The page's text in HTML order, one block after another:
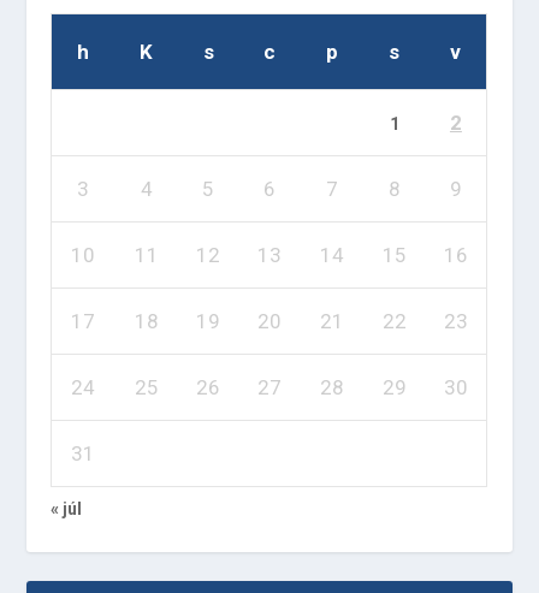
h K s c p s v
1 2
3 4 5 6 7 8 9
10 11 12 13 14 15 16
17 18 19 20 21 22 23
24 25 26 27 28 29 30
31
« júl